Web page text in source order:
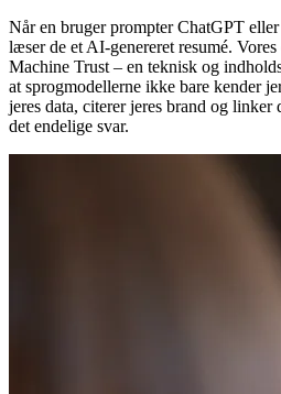
Når en bruger prompter ChatGPT
læser de et AI-genereret resumé.
Machine Trust – en teknisk og
at sprogmodellerne ikke bare kender
jeres data, citerer jeres brand og
det endelige svar.